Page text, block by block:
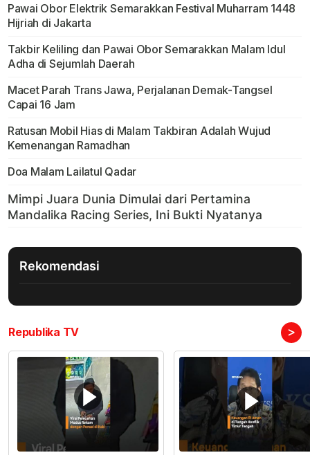
Pawai Obor Elektrik Semarakkan Festival Muharram 1448
Hijriah di Jakarta
Takbir Keliling dan Pawai Obor Semarakkan Malam Idul
Adha di Sejumlah Daerah
Macet Parah Trans Jawa, Perjalanan Demak-Tangsel
Capai 16 Jam
Ratusan Mobil Hias di Malam Takbiran Adalah Wujud
Kemenangan Ramadhan
Doa Malam Lailatul Qadar
Rekomendasi
Republika TV >